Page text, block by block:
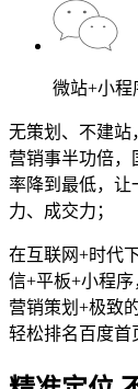
微站+小程
无策划、不建站
营销事半功倍，
率降到最低，让
力、成交力；
在互联网+时代
信+平板+小程
营销策划+极致
轻松排名百度首